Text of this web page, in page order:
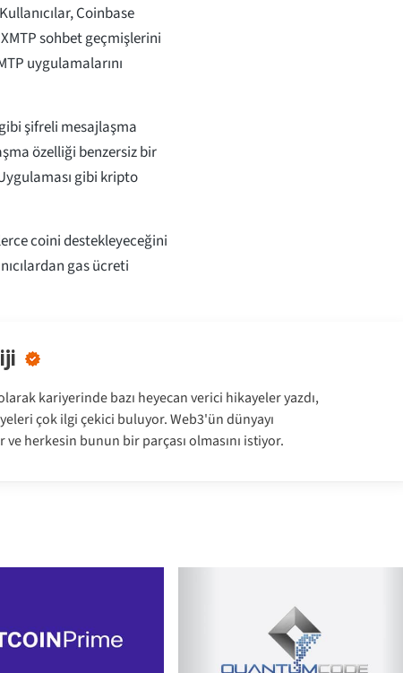
Coinbase
sohbet geçmişlerini
uygulamalarını
şifreli mesajlaşma
özelliği benzersiz bir
gibi kripto
coini destekleyeceğini
gas ücreti
kariyerinde bazı heyecan verici hikayeler yazdı,
çok ilgi çekici buluyor. Web3'ün dünyayı
herkesin bunun bir parçası olmasını istiyor.